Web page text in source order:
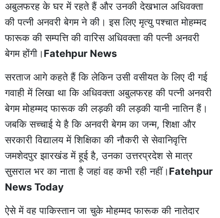
अबुलफरह के घर में रहते हैं और उनकी देखभाल अधिवक्ता
की पत्नी अनवरी बेगम ने की। इस लिए मृत्यु पश्चात मोहम्मद
फारूक की सम्पत्ति की वारिस अधिवक्ता की पत्नी अनवरी
बेगम होंगी। Fatehpur News
सरताज आगे कहते हैं कि लेकिन उसी वसीयत के लिए दी गई
गवाही में लिखा था कि अधिवक्ता अबुलफरह की पत्नी अनवरी
बेगम मोहम्मद फारूक की लड़की की लड़की यानी नातिन हैं।
जबकि सच्चाई ये है कि अनवरी बेगम का जन्म, शिक्षा और
सरकारी विद्यालय में शिक्षिका की नौकरी से सेवानिवृत्ति
जमशेदपुर झारखंड में हूई है, उनका उत्तरप्रदेश से मात्र
सुसराल भर का नाता है जहां वह कभी रही नहीं। Fatehpur
News Today
ऐसे में वह पाकिस्तान जा चुके मोहम्मद फारूक की नातेदार